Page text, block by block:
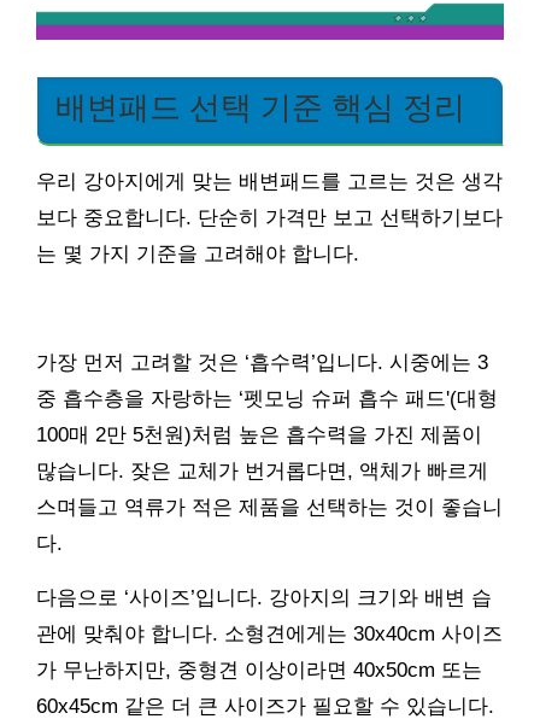
배변패드 선택 기준 핵심 정리
우리 강아지에게 맞는 배변패드를 고르는 것은 생각
보다 중요합니다. 단순히 가격만 보고 선택하기보다
는 몇 가지 기준을 고려해야 합니다.
가장 먼저 고려할 것은 ‘흡수력’입니다. 시중에는 3
중 흡수층을 자랑하는 ‘펫모닝 슈퍼 흡수 패드'(대형
100매 2만 5천원)처럼 높은 흡수력을 가진 제품이
많습니다. 잦은 교체가 번거롭다면, 액체가 빠르게
스며들고 역류가 적은 제품을 선택하는 것이 좋습니
다.
다음으로 ‘사이즈’입니다. 강아지의 크기와 배변 습
관에 맞춰야 합니다. 소형견에게는 30x40cm 사이즈
가 무난하지만, 중형견 이상이라면 40x50cm 또는
60x45cm 같은 더 큰 사이즈가 필요할 수 있습니다.